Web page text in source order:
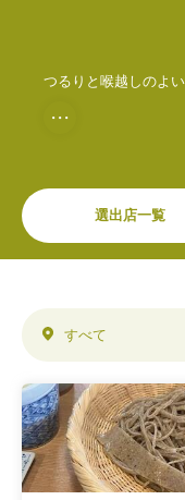
つるりと喉越しのよ
・・・
選出店一覧
すべて